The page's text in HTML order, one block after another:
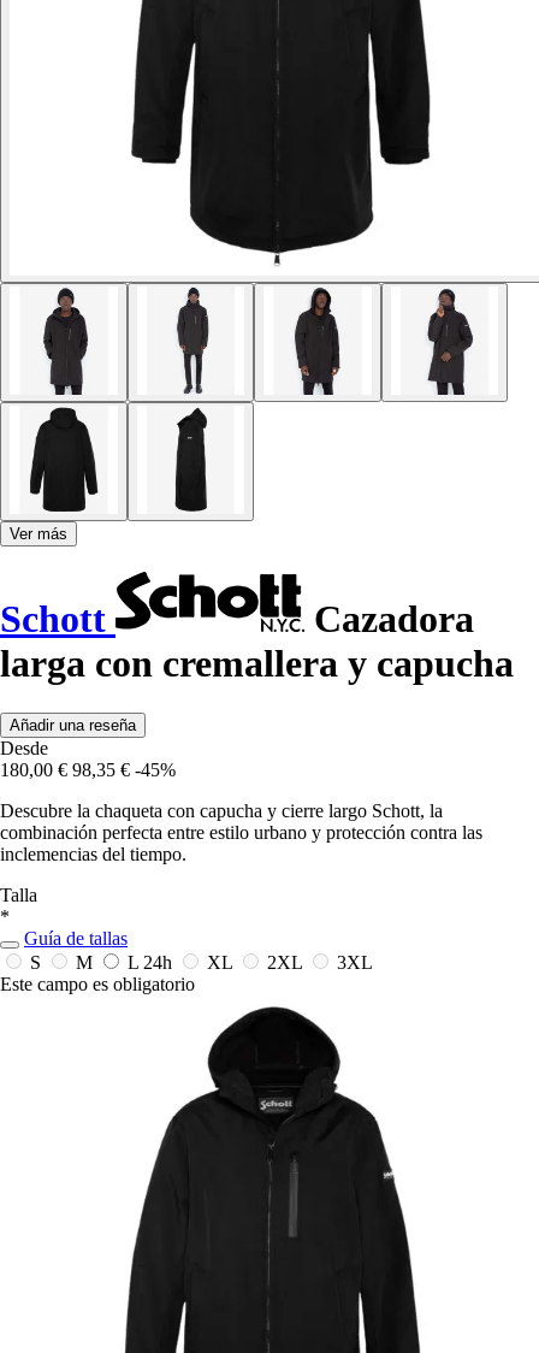
Ver más
Schott
Cazadora
larga con cremallera y capucha
Añadir una reseña
Desde
180,00 € 98,35 € -45%
Descubre la chaqueta con capucha y cierre largo Schott, la
combinación perfecta entre estilo urbano y protección contra las
inclemencias del tiempo.
Talla
*
Guía de tallas
S
M L 24h XL 2XL
3XL
Este campo es obligatorio